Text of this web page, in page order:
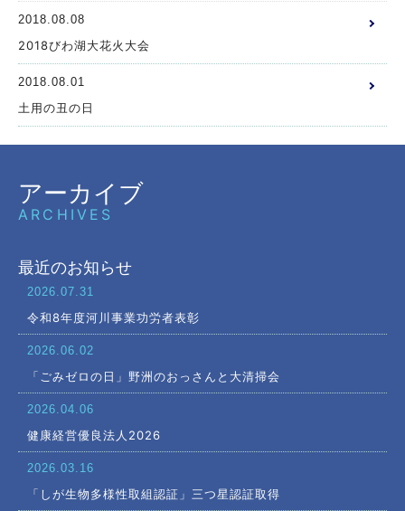
2018.08.08
2018びわ湖大花火大会
2018.08.01
土用の丑の日
アーカイブ
ARCHIVES
最近のお知らせ
2026.07.31
令和8年度河川事業功労者表彰
2026.06.02
「ごみゼロの日」野洲のおっさんと大清掃会
2026.04.06
健康経営優良法人2026
2026.03.16
「しが生物多様性取組認証」三つ星認証取得